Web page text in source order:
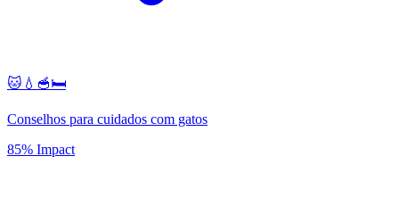
🐱💧🥣🛏️
Conselhos para cuidados com gatos
85% Impact